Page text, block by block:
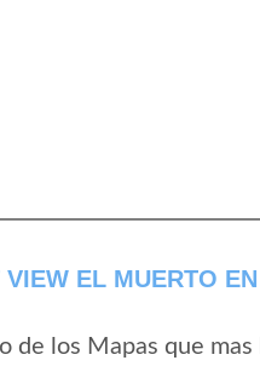
EL MUERTO
de los Mapas que